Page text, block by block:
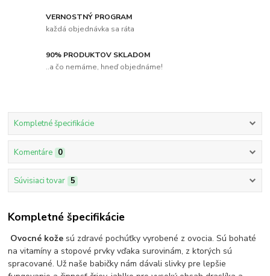
VERNOSTNÝ PROGRAM
každá objednávka sa ráta
90% PRODUKTOV SKLADOM
..a čo nemáme, hneď objednáme!
Kompletné špecifikácie
Komentáre 0
Súvisiaci tovar 5
Kompletné špecifikácie
Ovocné kože sú zdravé pochúťky vyrobené z ovocia. Sú bohaté
na vitamíny a stopové prvky vďaka surovinám, z ktorých sú
spracované. Už naše babičky nám dávali slivky pre lepšie